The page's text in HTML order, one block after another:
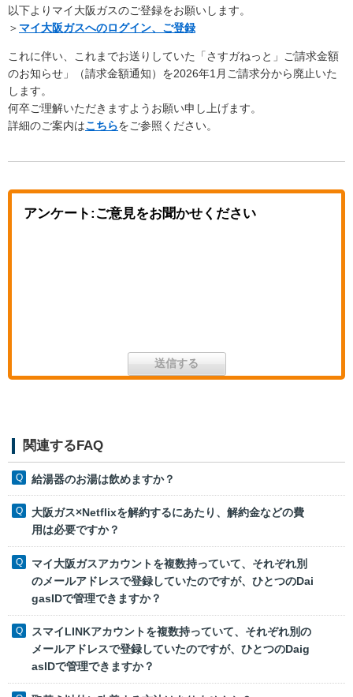
以下よりマイ大阪ガスのご登録をお願いします。
＞ マイ大阪ガスへのログイン、ご登録
これに伴い、これまでお送りしていた「さすガねっと」ご請求金額
のお知らせ」（請求金額通知）を2026年1月ご請求分から廃止いた
します。
何卒ご理解いただきますようお願い申し上げます。
詳細のご案内はこちらをご参照ください。
アンケート:ご意見をお聞かせください
関連するFAQ
給湯器のお湯は飲めますか？
大阪ガス×Netflixを解約するにあたり、解約金などの費
用は必要ですか？
マイ大阪ガスアカウントを複数持っていて、それぞれ別
のメールアドレスで登録していたのですが、ひとつのDai
gasIDで管理できますか？
スマイLINKアカウントを複数持っていて、それぞれ別の
メールアドレスで登録していたのですが、ひとつのDaig
asIDで管理できますか？